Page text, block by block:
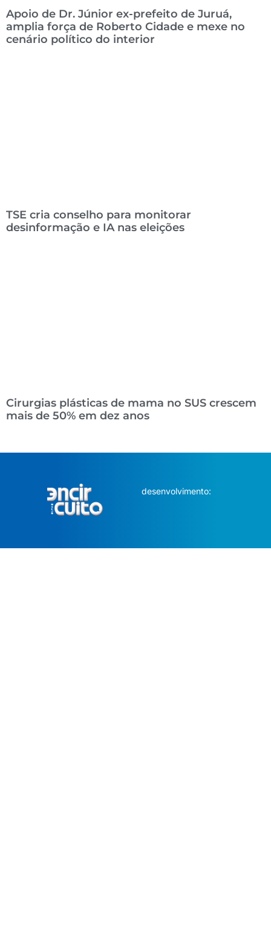
Apoio de Dr. Júnior ex-prefeito de Juruá,
amplia força de Roberto Cidade e mexe no
cenário político do interior
TSE cria conselho para monitorar
desinformação e IA nas eleições
Cirurgias plásticas de mama no SUS crescem
mais de 50% em dez anos
desenvolvimento: